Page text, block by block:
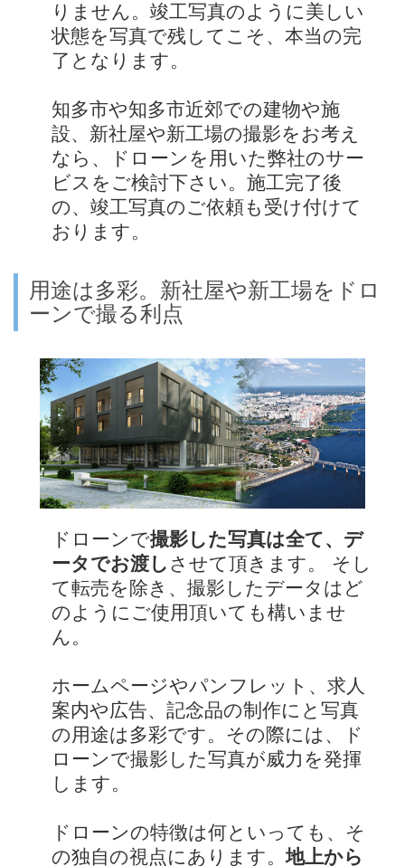
りません。竣工写真のように美しい
状態を写真で残してこそ、本当の完
了となります。
知多市や知多市近郊での建物や施
設、新社屋や新工場の撮影をお考え
なら、ドローンを用いた弊社のサー
ビスをご検討下さい。施工完了後
の、竣工写真のご依頼も受け付けて
おります。
用途は多彩。新社屋や新工場をドロ
ーンで撮る利点
ドローンで撮影した写真は全て、デ
ータでお渡し させて頂きます。 そし
て転売を除き、撮影したデータはど
のようにご使用頂いても構いませ
ん。
ホームページやパンフレット、求人
案内や広告、記念品の制作にと写真
の用途は多彩です。その際には、ド
ローンで撮影した写真が威力を発揮
します。
ドローンの特徴は何といっても、そ
の独自の視点にあります。地上から